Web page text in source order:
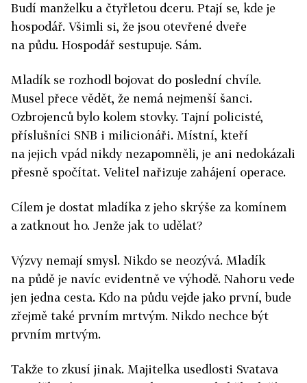
Budí manželku a čtyřletou dceru. Ptají se, kde je
hospodář. Všimli si, že jsou otevřené dveře
na půdu. Hospodář sestupuje. Sám.
Mladík se rozhodl bojovat do poslední chvíle.
Musel přece vědět, že nemá nejmenší šanci.
Ozbrojenců bylo kolem stovky. Tajní policisté,
příslušníci SNB i milicionáři. Místní, kteří
na jejich vpád nikdy nezapomněli, je ani nedokázali
přesně spočítat. Velitel nařizuje zahájení operace.
Cílem je dostat mladíka z jeho skrýše za komínem
a zatknout ho. Jenže jak to udělat?
Výzvy nemají smysl. Nikdo se neozývá. Mladík
na půdě je navíc evidentně ve výhodě. Nahoru vede
jen jedna cesta. Kdo na půdu vejde jako první, bude
zřejmě také prvním mrtvým. Nikdo nechce být
prvním mrtvým.
Takže to zkusí jinak. Majitelka usedlosti Svatava